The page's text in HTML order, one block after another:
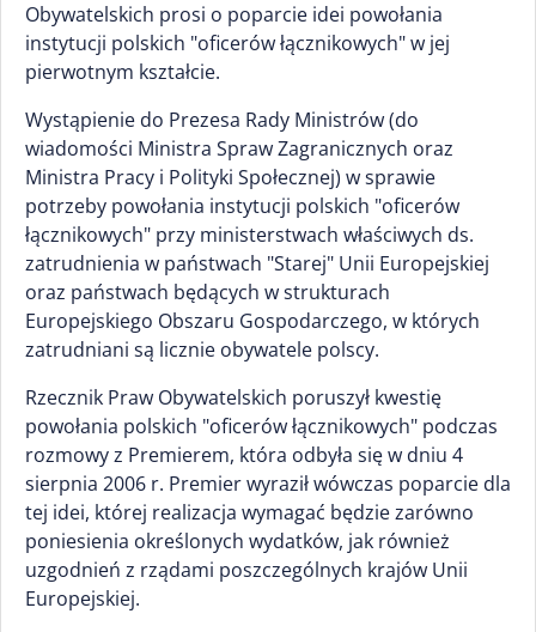
Obywatelskich prosi o poparcie idei powołania
instytucji polskich "oficerów łącznikowych" w jej
pierwotnym kształcie.
Wystąpienie do Prezesa Rady Ministrów (do
wiadomości Ministra Spraw Zagranicznych oraz
Ministra Pracy i Polityki Społecznej) w sprawie
potrzeby powołania instytucji polskich "oficerów
łącznikowych" przy ministerstwach właściwych ds.
zatrudnienia w państwach "Starej" Unii Europejskiej
oraz państwach będących w strukturach
Europejskiego Obszaru Gospodarczego, w których
zatrudniani są licznie obywatele polscy.
Rzecznik Praw Obywatelskich poruszył kwestię
powołania polskich "oficerów łącznikowych" podczas
rozmowy z Premierem, która odbyła się w dniu 4
sierpnia 2006 r. Premier wyraził wówczas poparcie dla
tej idei, której realizacja wymagać będzie zarówno
poniesienia określonych wydatków, jak również
uzgodnień z rządami poszczególnych krajów Unii
Europejskiej.